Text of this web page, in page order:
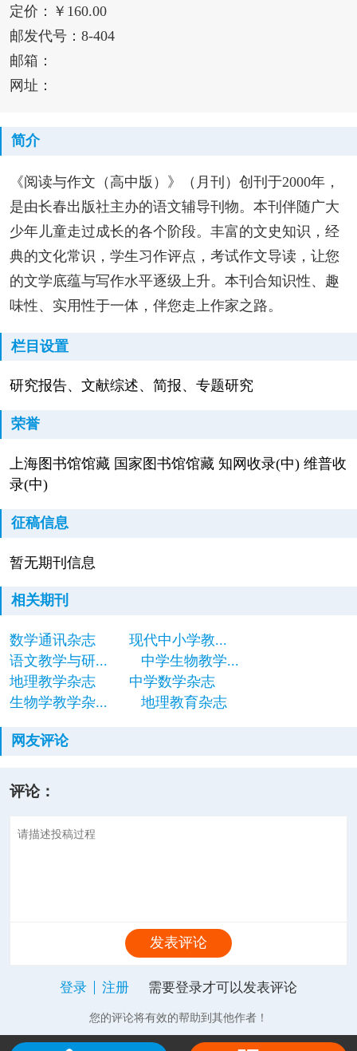
定价：￥160.00
邮发代号：8-404
邮箱：
网址：
简介
《阅读与作文（高中版）》（月刊）创刊于2000年，
是由长春出版社主办的语文辅导刊物。本刊伴随广大
少年儿童走过成长的各个阶段。丰富的文史知识，经
典的文化常识，学生习作评点，考试作文导读，让您
的文学底蕴与写作水平逐级上升。本刊合知识性、趣
味性、实用性于一体，伴您走上作家之路。
栏目设置
研究报告、文献综述、简报、专题研究
荣誉
上海图书馆馆藏 国家图书馆馆藏 知网收录(中) 维普收
录(中)
征稿信息
暂无期刊信息
相关期刊
数学通讯杂志
现代中小学教...
语文教学与研...
中学生物教学...
地理教学杂志
中学数学杂志
生物学教学杂...
地理教育杂志
网友评论
评论：
发表评论
登录 注册 需要登录才可以发表评论
您的评论将有效的帮助到其他作者！